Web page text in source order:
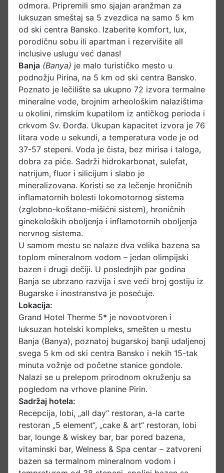
odmora. Pripremili smo sjajan aranžman za
luksuzan smeštaj sa 5 zvezdica na samo 5 km
od ski centra Bansko. Izaberite komfort, lux,
porodičnu sobu ili apartman i rezervišite all
inclusive uslugu već danas!
Banja (Banya) je malo turističko mesto u
podnožju Pirina, na 5 km od ski centra Bansko.
Poznato je lečilište sa ukupno 72 izvora termalne
mineralne vode, brojnim arheološkim nalazištima
u okolini, rimskim kupatilom iz antičkog perioda i
crkvom Sv. Đorđa. Ukupan kapacitet izvora je 76
litara vode u sekundi, a temperatura vode je od
37-57 stepeni. Voda je čista, bez mirisa i taloga,
dobra za piće. Sadrži hidrokarbonat, sulefat,
natrijum, fluor i silicijum i slabo je
mineralizovana. Koristi se za lečenje hroničnih
inflamatornih bolesti lokomotornog sistema
(zglobno-koštano-mišićni sistem), hroničnih
ginekoloških oboljenja i inflamotornih oboljenja
nervnog sistema.
U samom mestu se nalaze dva velika bazena sa
toplom mineralnom vodom – jedan olimpijski
bazen i drugi dečiji. U poslednjih par godina
Banja se ubrzano razvija i sve veći broj gostiju iz
Bugarske i inostranstva je posećuje.
Lokacija:
Grand Hotel Therme 5* je novootvoren i
luksuzan hotelski kompleks, smešten u mestu
Banja (Banya), poznatoj bugarskoj banji udaljenoj
svega 5 km od ski centra Bansko i nekih 15-tak
minuta vožnje od početne stanice gondole.
Nalazi se u prelepom prirodnom okruženju sa
pogledom na vrhove planine Pirin.
Sadržaj hotela:
Recepcija, lobi, „all day“ restoran, a-la carte
restoran „5 element“, „cake & art“ restoran, lobi
bar, lounge & wiskey bar, bar pored bazena,
vitaminski bar, Welness & Spa centar – zatvoreni
bazen sa termalnom mineralnom vodom i